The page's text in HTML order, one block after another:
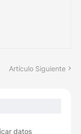
Artículo Siguiente
datos